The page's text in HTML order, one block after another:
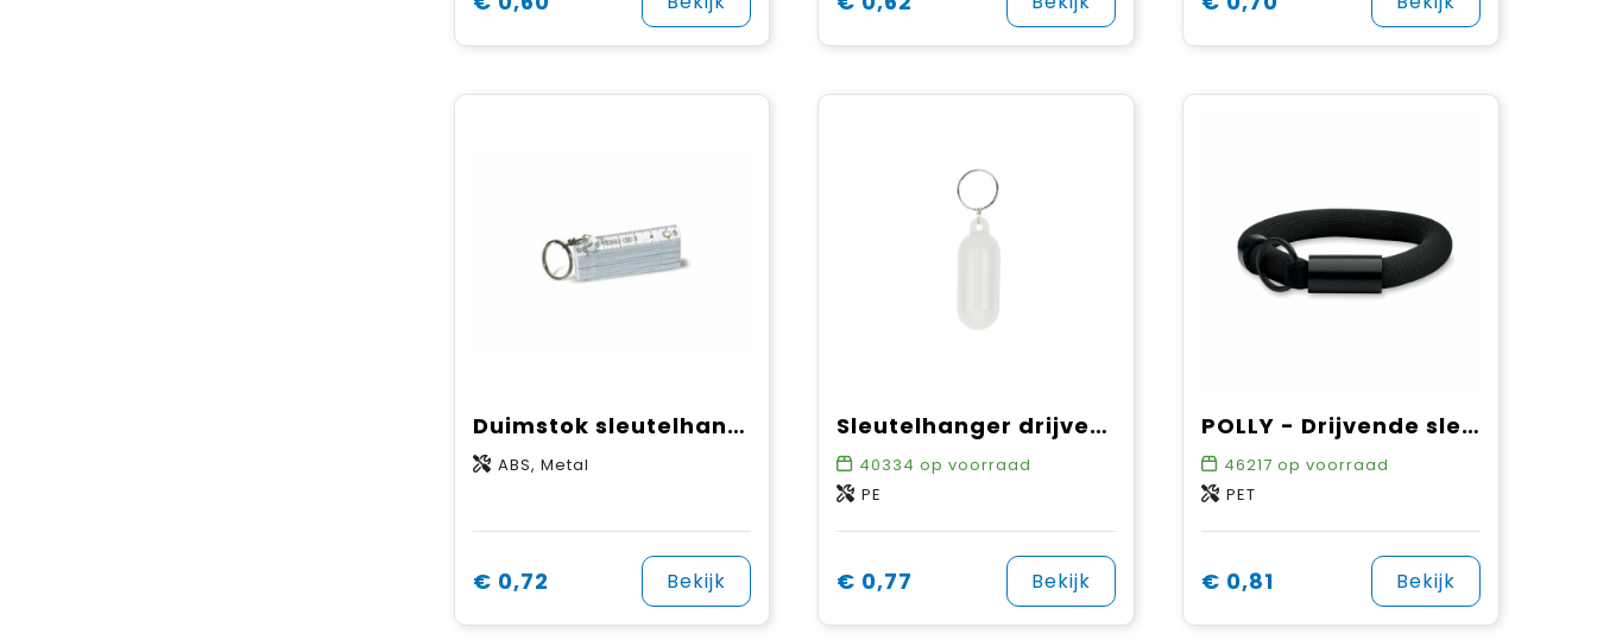
Duimstok sleutelhanger 0.5m
ABS, Metal
€ 0,72 Bekijk
Sleutelhanger drijvend XL
40334 op voorraad
PE
€ 0,77 Bekijk
POLLY - Drijvende sleutelhanger polsban
46217 op voorraad
PET
€ 0,81 Bekijk